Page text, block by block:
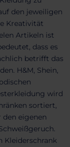
den jeweiligen
Kreativität
Artikeln ist
dass es
betrifft das
H&M, Shein,
wird
sortiert,
eigenen
Kleiderschrank